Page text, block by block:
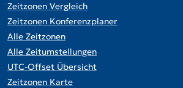
Zeitzonen Vergleich
Zeitzonen Konferenzplaner
Alle Zeitzonen
Alle Zeitumstellungen
UTC-Offset Übersicht
Zeitzonen Karte